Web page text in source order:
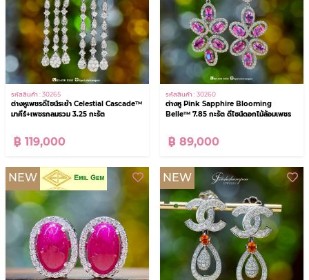
รหัสสินค้า : 30265
ต่างหูเพชรดีไซน์ระย้า Celestial Cascade™
มาคีร์+เพชรกลมรวม 3.25 กะรัต
฿ 119,000
รหัสสินค้า : 30260
ต่างหู Pink Sapphire Blooming
Belle™ 7.85 กะรัต ดีไซน์ดอกไม้ล้อมเพชร
฿ 89,000
NEW NEW